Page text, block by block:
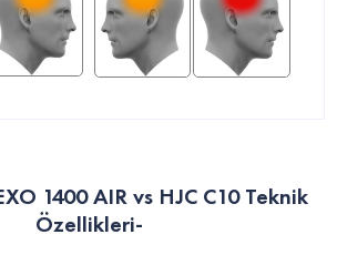
1400 AIR vs HJC C10 Teknik
Özellikleri-